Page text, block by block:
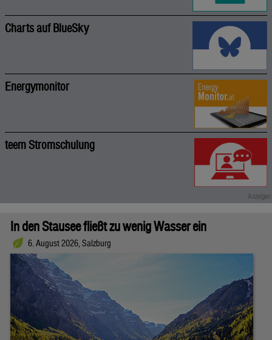
Charts auf BlueSky
Energymonitor
teem Stromschulung
In den Stausee fließt zu wenig Wasser ein
6. August 2026, Salzburg